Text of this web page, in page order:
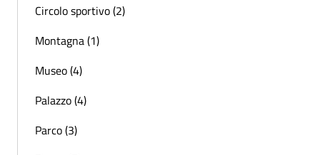
Circolo sportivo (2)
Montagna (1)
Museo (4)
Palazzo (4)
Parco (3)